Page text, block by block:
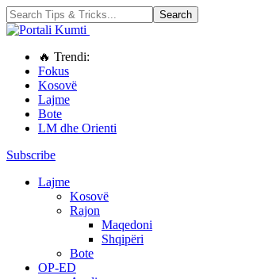
🔥 Trendi:
Fokus
Kosovë
Lajme
Bote
LM dhe Orienti
Subscribe
Lajme
Kosovë
Rajon
Maqedoni
Shqipëri
Bote
OP-ED